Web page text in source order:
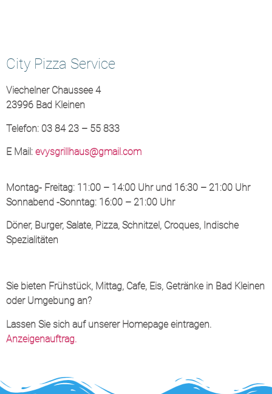
City Pizza Service
Viechelner Chaussee 4
23996 Bad Kleinen
Telefon: 03 84 23 – 55 833
E Mail: evysgrillhaus@gmail.com
Montag- Freitag: 11:00 – 14:00 Uhr und 16:30 – 21:00 Uhr
Sonnabend -Sonntag: 16:00 – 21:00 Uhr
Döner, Burger, Salate, Pizza, Schnitzel, Croques, Indische
Spezialitäten
Sie bieten Frühstück, Mittag, Cafe, Eis, Getränke in Bad Kleinen
oder Umgebung an?
Lassen Sie sich auf unserer Homepage eintragen.
Anzeigenauftrag.